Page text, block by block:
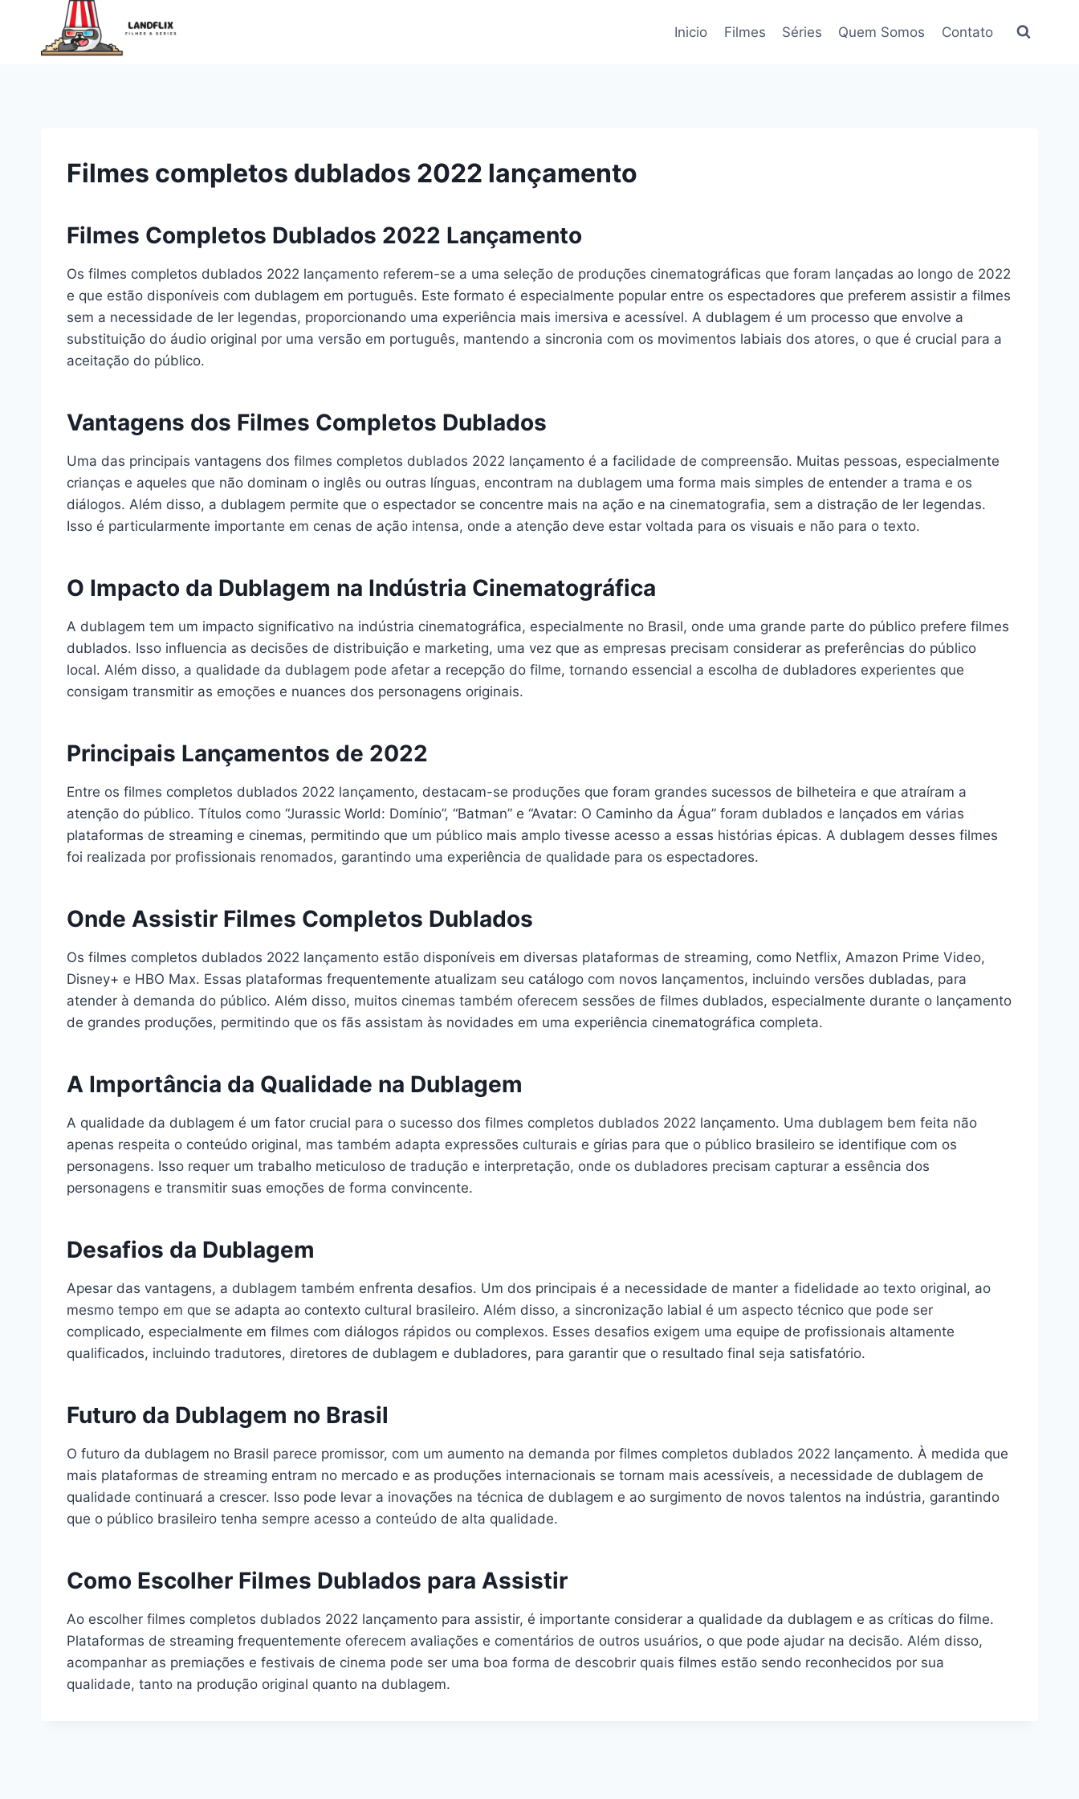
Inicio Filmes Séries Quem Somos Contato
Filmes completos dublados 2022 lançamento
Filmes Completos Dublados 2022 Lançamento
Os filmes completos dublados 2022 lançamento referem-se a uma seleção de produções cinematográficas que foram lançadas ao longo de 2022
e que estão disponíveis com dublagem em português. Este formato é especialmente popular entre os espectadores que preferem assistir a filmes
sem a necessidade de ler legendas, proporcionando uma experiência mais imersiva e acessível. A dublagem é um processo que envolve a
substituição do áudio original por uma versão em português, mantendo a sincronia com os movimentos labiais dos atores, o que é crucial para a
aceitação do público.
Vantagens dos Filmes Completos Dublados
Uma das principais vantagens dos filmes completos dublados 2022 lançamento é a facilidade de compreensão. Muitas pessoas, especialmente
crianças e aqueles que não dominam o inglês ou outras línguas, encontram na dublagem uma forma mais simples de entender a trama e os
diálogos. Além disso, a dublagem permite que o espectador se concentre mais na ação e na cinematografia, sem a distração de ler legendas.
Isso é particularmente importante em cenas de ação intensa, onde a atenção deve estar voltada para os visuais e não para o texto.
O Impacto da Dublagem na Indústria Cinematográfica
A dublagem tem um impacto significativo na indústria cinematográfica, especialmente no Brasil, onde uma grande parte do público prefere filmes
dublados. Isso influencia as decisões de distribuição e marketing, uma vez que as empresas precisam considerar as preferências do público
local. Além disso, a qualidade da dublagem pode afetar a recepção do filme, tornando essencial a escolha de dubladores experientes que
consigam transmitir as emoções e nuances dos personagens originais.
Principais Lançamentos de 2022
Entre os filmes completos dublados 2022 lançamento, destacam-se produções que foram grandes sucessos de bilheteira e que atraíram a
atenção do público. Títulos como “Jurassic World: Domínio”, “Batman” e “Avatar: O Caminho da Água” foram dublados e lançados em várias
plataformas de streaming e cinemas, permitindo que um público mais amplo tivesse acesso a essas histórias épicas. A dublagem desses filmes
foi realizada por profissionais renomados, garantindo uma experiência de qualidade para os espectadores.
Onde Assistir Filmes Completos Dublados
Os filmes completos dublados 2022 lançamento estão disponíveis em diversas plataformas de streaming, como Netflix, Amazon Prime Video,
Disney+ e HBO Max. Essas plataformas frequentemente atualizam seu catálogo com novos lançamentos, incluindo versões dubladas, para
atender à demanda do público. Além disso, muitos cinemas também oferecem sessões de filmes dublados, especialmente durante o lançamento
de grandes produções, permitindo que os fãs assistam às novidades em uma experiência cinematográfica completa.
A Importância da Qualidade na Dublagem
A qualidade da dublagem é um fator crucial para o sucesso dos filmes completos dublados 2022 lançamento. Uma dublagem bem feita não
apenas respeita o conteúdo original, mas também adapta expressões culturais e gírias para que o público brasileiro se identifique com os
personagens. Isso requer um trabalho meticuloso de tradução e interpretação, onde os dubladores precisam capturar a essência dos
personagens e transmitir suas emoções de forma convincente.
Desafios da Dublagem
Apesar das vantagens, a dublagem também enfrenta desafios. Um dos principais é a necessidade de manter a fidelidade ao texto original, ao
mesmo tempo em que se adapta ao contexto cultural brasileiro. Além disso, a sincronização labial é um aspecto técnico que pode ser
complicado, especialmente em filmes com diálogos rápidos ou complexos. Esses desafios exigem uma equipe de profissionais altamente
qualificados, incluindo tradutores, diretores de dublagem e dubladores, para garantir que o resultado final seja satisfatório.
Futuro da Dublagem no Brasil
O futuro da dublagem no Brasil parece promissor, com um aumento na demanda por filmes completos dublados 2022 lançamento. À medida que
mais plataformas de streaming entram no mercado e as produções internacionais se tornam mais acessíveis, a necessidade de dublagem de
qualidade continuará a crescer. Isso pode levar a inovações na técnica de dublagem e ao surgimento de novos talentos na indústria, garantindo
que o público brasileiro tenha sempre acesso a conteúdo de alta qualidade.
Como Escolher Filmes Dublados para Assistir
Ao escolher filmes completos dublados 2022 lançamento para assistir, é importante considerar a qualidade da dublagem e as críticas do filme.
Plataformas de streaming frequentemente oferecem avaliações e comentários de outros usuários, o que pode ajudar na decisão. Além disso,
acompanhar as premiações e festivais de cinema pode ser uma boa forma de descobrir quais filmes estão sendo reconhecidos por sua
qualidade, tanto na produção original quanto na dublagem.